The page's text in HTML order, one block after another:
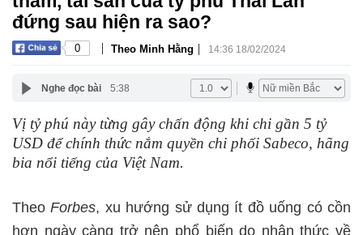
đứng sau hiện ra sao?
0 | Theo Minh Hằng | 14:36 18/02/2024
Nghe đọc bài 5:38
Vị tỷ phú này từng gây chấn động khi chi gần 5 tỷ
USD để chính thức nắm quyền chi phối Sabeco, hãng
bia nổi tiếng của Việt Nam.
TheoForbes, xu hướng sử dụng ít đồ uống có cồn
hơn ngày càng trở nên phổ biến do nhận thức về